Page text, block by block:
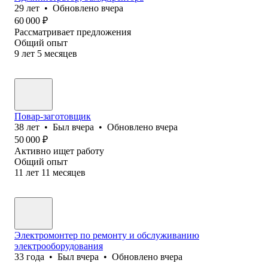
29 лет • Обновлено вчера
60 000 ₽
Рассматривает предложения
Общий опыт
9 лет 5 месяцев
Повар-заготовщик
38 лет • Был вчера • Обновлено вчера
50 000 ₽
Активно ищет работу
Общий опыт
11 лет 11 месяцев
Электромонтер по ремонту и обслуживанию
электрооборудования
33 года • Был вчера • Обновлено вчера